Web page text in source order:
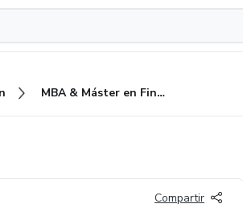
MBA & Máster en Finanzas
Compartir